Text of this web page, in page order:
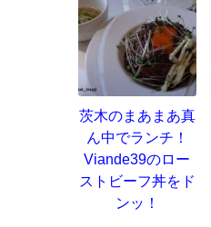
茨木のまあまあ真
ん中でランチ！
Viande39のロー
ストビーフ丼をド
ンッ！